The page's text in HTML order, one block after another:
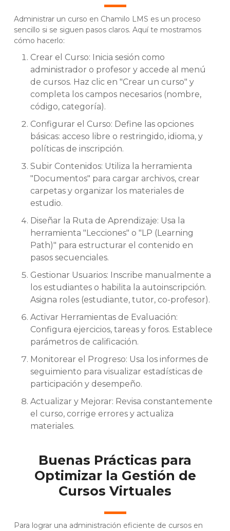
Administrar un curso en Chamilo LMS es un proceso
sencillo si se siguen pasos claros. Aquí te mostramos
cómo hacerlo:
Crear el Curso: Inicia sesión como
administrador o profesor y accede al menú
de cursos. Haz clic en "Crear un curso" y
completa los campos necesarios (nombre,
código, categoría).
Configurar el Curso: Define las opciones
básicas: acceso libre o restringido, idioma, y
políticas de inscripción.
Subir Contenidos: Utiliza la herramienta
"Documentos" para cargar archivos, crear
carpetas y organizar los materiales de
estudio.
Diseñar la Ruta de Aprendizaje: Usa la
herramienta "Lecciones" o "LP (Learning
Path)" para estructurar el contenido en
pasos secuenciales.
Gestionar Usuarios: Inscribe manualmente a
los estudiantes o habilita la autoinscripción.
Asigna roles (estudiante, tutor, co-profesor).
Activar Herramientas de Evaluación:
Configura ejercicios, tareas y foros. Establece
parámetros de calificación.
Monitorear el Progreso: Usa los informes de
seguimiento para visualizar estadísticas de
participación y desempeño.
Actualizar y Mejorar: Revisa constantemente
el curso, corrige errores y actualiza
materiales.
Buenas Prácticas para
Optimizar la Gestión de
Cursos Virtuales
Para lograr una administración eficiente de cursos en